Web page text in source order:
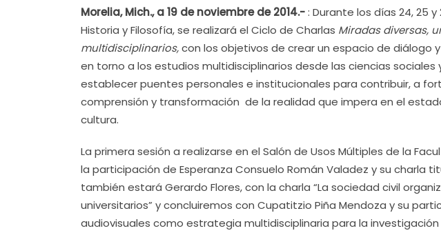
Morelia, Mich., a 19 de noviembre de 2014.-: Durante los días 24, 25
Historia y Filosofía, se realizará el Ciclo de Charlas Miradas diversas,
multidisciplinarios,con los objetivos de crear un espacio de diálogo
en torno a los estudios multidisciplinarios desde las ciencias
establecer puentes personales e institucionales para contribuir, a
comprensión y transformación de la realidad que impera en el
cultura.
La primera sesión a realizarse en el Salón de Usos Múltiples de la
la participación de Esperanza Consuelo Román Valadez y su charla
también estará Gerardo Flores, con la charla “La sociedad civil
universitarios” y concluiremos con Cupatitzio Piña Mendoza y su
audiovisuales como estrategia multidisciplinaria para la investigación